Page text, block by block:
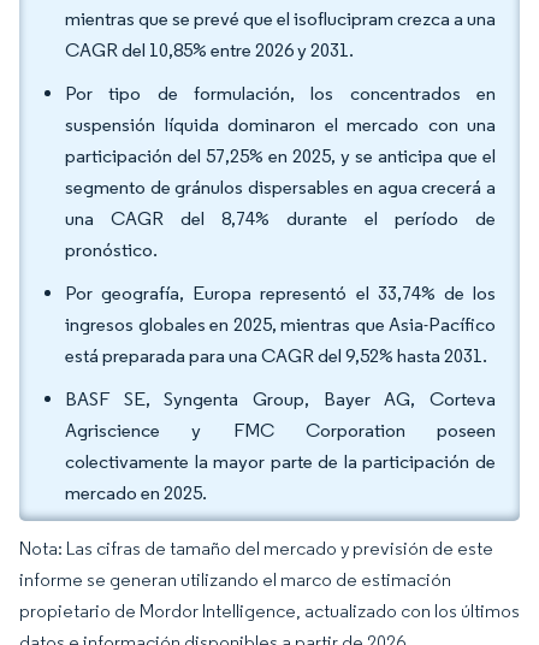
mientras que se prevé que el isoflucipram crezca a una
CAGR del 10,85% entre 2026 y 2031.
Por tipo de formulación, los concentrados en
suspensión líquida dominaron el mercado con una
participación del 57,25% en 2025, y se anticipa que el
segmento de gránulos dispersables en agua crecerá a
una CAGR del 8,74% durante el período de
pronóstico.
Por geografía, Europa representó el 33,74% de los
ingresos globales en 2025, mientras que Asia-Pacífico
está preparada para una CAGR del 9,52% hasta 2031.
BASF SE, Syngenta Group, Bayer AG, Corteva
Agriscience y FMC Corporation poseen
colectivamente la mayor parte de la participación de
mercado en 2025.
Nota: Las cifras de tamaño del mercado y previsión de este
informe se generan utilizando el marco de estimación
propietario de Mordor Intelligence, actualizado con los últimos